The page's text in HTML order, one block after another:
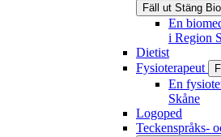
Fäll ut Stäng
En
i Region
Dietist
Fysioterapeut
En
Skåne
Logoped
Teckenspråks-